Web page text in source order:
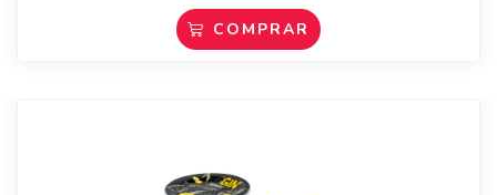
COMPRAR